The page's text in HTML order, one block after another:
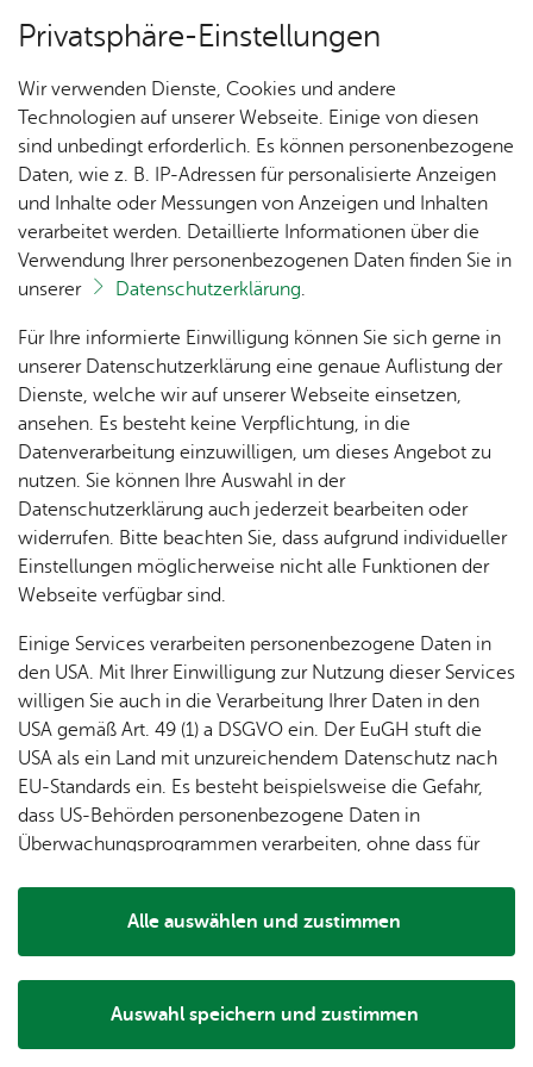
Un­se­re Ort­schaft
Ak­tu­
1250
Jahre
Ai­lin­
gen
chen­
markt
Mit­tei­
lungs­
blatt
Zah­
len,
Daten
& Fak­
ten
Ai­lin­
ger
Fe­ri­
en­
Ge­
schic
h­te
Orts­
vor­
& Ort­
schaft
s­rat
Ver­
eins­le­
ben
Lo­ka­le
Agen­
da
Ak­ti­on
mein­
sinn
Ai­lin­
gen
Öf­
fent­li­
Ein­
rich­
tun­
gen
Bil­der
Orts­
plan
Aus­bil­
dung
& of­fe­
Ver­an­stal­tun­gen
Ter­min spei­chern
Ver­an­stal­tung dru­cken
Vor­le­sen
Tan­zen im Sit­zen
Mitt­woch, 28. Ok­to­ber 2026, 10:30 Uhr
Uhr
Bei beschwingten Melodien werden Koordination,
sind dabei wichtiger als Perfektion.
Der Kurs findet außer in den Schulferien jeden Mittwoch
von 10:30 bis 11:30 Uhr im Seniorentreff Ailingen statt.
Neue Teilnehmerinnen und Teilnehmer sind jederzeit
herzlich willkommen.
Telefonnummer 07541 52935
Privatsphäre-Einstellungen
Wir verwenden Dienste, Cookies und andere
Technologien auf unserer Webseite. Einige von diesen
sind unbedingt erforderlich. Es können personenbezogene
Daten, wie z. B. IP-Adressen für personalisierte Anzeigen
und Inhalte oder Messungen von Anzeigen und Inhalten
verarbeitet werden. Detaillierte Informationen über die
Verwendung Ihrer personenbezogenen Daten finden Sie in
unserer
Datenschutzerklärung.
Für Ihre informierte Einwilligung können Sie sich gerne in
unserer Datenschutzerklärung eine genaue Auflistung der
Dienste, welche wir auf unserer Webseite einsetzen,
ansehen. Es besteht keine Verpflichtung, in die
Datenverarbeitung einzuwilligen, um dieses Angebot zu
nutzen. Sie können Ihre Auswahl in der
Datenschutzerklärung auch jederzeit bearbeiten oder
widerrufen. Bitte beachten Sie, dass aufgrund individueller
Einstellungen möglicherweise nicht alle Funktionen der
Webseite verfügbar sind.
Einige Services verarbeiten personenbezogene Daten in
den USA. Mit Ihrer Einwilligung zur Nutzung dieser Services
willigen Sie auch in die Verarbeitung Ihrer Daten in den
USA gemäß Art. 49 (1) a DSGVO ein. Der EuGH stuft die
USA als ein Land mit unzureichendem Datenschutz nach
EU-Standards ein. Es besteht beispielsweise die Gefahr,
dass US-Behörden personenbezogene Daten in
Überwachungsprogrammen verarbeiten, ohne dass für
Auswahl speichern und zustimmen
Alle auswählen und zustimmen